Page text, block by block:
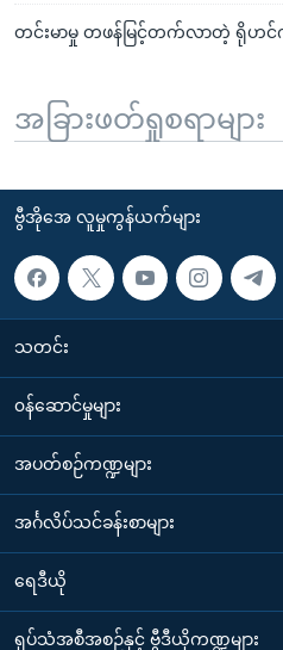
တင်းမာမှု တဖန်မြင့်တက်လာတဲ့ ရိုဟင်ဂ
အခြားဖတ်ရှုစရာများ
ဗွီအိုအေ လူမှုကွန်ယက်များ
သတင်း
၀န်ဆောင်မှုများ
အပတ်စဉ်ကဏ္ဍများ
အင်္ဂလိပ်သင်ခန်းစာများ
ရေဒီယို
ရုပ်သံအစီအစဉ်နှင့် ဗွီဒီယိုကဏ္ဍများ